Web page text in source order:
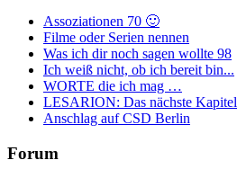
Assoziationen 70 🙂
Filme oder Serien nennen
Was ich dir noch sagen wollte 98
Ich weiß nicht, ob ich bereit bin...
WORTE die ich mag …
LESARION: Das nächste Kapitel
Anschlag auf CSD Berlin
Forum